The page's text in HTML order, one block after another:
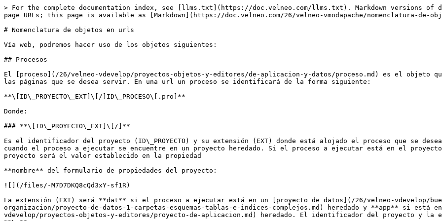
> For the complete documentation index, see [llms.txt](https://doc.velneo.com/llms.txt). Markdown versions of documentation pages are available by appending `.md` to page URLs; this page is available as [Markdown](https://doc.velneo.com/26/velneo-vmodapache/nomenclatura-de-objetos-en-urls.md).

# Nomenclatura de objetos en urls

Vía web, podremos hacer uso de los objetos siguientes:

## Procesos

El [proceso](/26/velneo-vdevelop/proyectos-objetos-y-editores/de-aplicacion-y-datos/proceso.md) es el objeto que se usará para componer y retornar el código html de las páginas que se desea servir. En una url un proceso se identificará de la forma siguiente:

**\[ID\_PROYECTO\_EXT]\[/]ID\_PROCESO\[.pro]**

Donde:

### **\[ID\_PROYECTO\_EXT]\[/]**

Es el identificador del proyecto (ID\_PROYECTO) y su extensión (EXT) donde está alojado el proceso que se desea ejecutar. Solamente será necesario especificarlo cuando el proceso a ejecutar se encuentre en un proyecto heredado. Si el proceso a ejecutar está en el proyecto actual no se especificará. El identificador del proyecto será el valor establecido en la propiedad

**nombre** del formulario de propiedades del proyecto:

![](/files/-M7D7DKQ8cQd3xY-sf1R)

La extensión (EXT) será **dat** si el proceso a ejecutar está en un [proyecto de datos](/26/velneo-vdevelop/buenas-practicas-de-programacion/buenas-practicas-de-organizacion/proyecto-de-datos-1-carpetas-esquemas-tablas-e-indices-complejos.md) heredado y **app** si está en un [proyecto de aplicación](/26/velneo-vdevelop/proyectos-objetos-y-editores/proyecto-de-aplicacion.md) heredado. El identificador del proyecto y la extensión irán separados por un carácter de subrayado: **\_**.

El carácter separador **/** no se incluirá si no se incluye el identificador del proyecto.

### **ID\_PROCESO**

Será el identificador del proceso a ejecutar, siendo la extensión **.pro** opcional.

**\[.pro]**

Extensión identificativa del objeto. La de un proceso será .pro. Es opcional. Si en una url no se incluye la extensión del objeto, Velneo asumirá por defecto que se trata de un proceso.

Ejemplos:

<http://dominio.com/INDEX.pro> o <http://dominio.com/INDEX>: Llamada al proceso con identificador INDEX del proyecto actual.

<http://dominio.com/vManagement_dat/INDEX.pro> o <http://dominio.com/vManagement_app/INDEX>: llamada al proceso INDEX del proyecto de datos heredado llamado “vManagement”.

> **Nota**: es muy importante recordar que los procesos ejecutables vía web han de tener activada la propiedad Accesible web. Si esta propiedad no está activada en un proceso, éste no podrá ser ejecutado vía web.

Si queremos que el proceso a ejecutar reciba parámetros, tendremos que crear en el proceso tantas [variables locales](/26/velneo-vdevelop/proyectos-objetos-y-editores/de-aplicacion-y-datos/variable-local.md) de tipo alfabético como parámetros se necesiten pasar y en la pasarela cgi resolver cada una con el mismo identificador que tenga la variable local en el proceso. Ejemplo: en un proyecto tenemos declarado el proceso siguiente:

![](/files/-M7D7DKUshR8FVbOtcOn)

Este proceso tiene declaradas dos variables locales de tipo alfabético ID y NAME, que son usadas para dar de alta un registro en una tabla.

La declaración del proceso y los parámetros en la pasarela cgi debería ser:

…ALTA\_DE\_FICHA.PRO?**ID**=xxxxx&**NAME**=yyyyyy

A partir de la 7.19, el proceso puede ser un proceso [javascript](/26/velneo-vdevelop/scripts/lenguajes/javascript.md). En ese caso, en el proceso disponemos de dos nuevas variables, [theRequest](/26/velneo-vdevelop/scripts/lenguajes/javascript/clases/xmlhttprequest.md#therequest) y [threResponse](/26/velneo-vdevelop/scripts/lenguajes/javascript/clases/xmlhttprequest.md#theresponse).

**theRequest** tiene las siguientes funciones:

String header( String szHeader )\
Array headerKeys(\
String GET( String szKey )\
Array GETkeys()\
String POST( String szKey )\
Array POSTKeys()\
String pathInfo()\
String unparsedUri()\
String uri()\
String body()\
String method()

**threResponse** tiene las siguientes funciones:

String header( String szHeader )\
Array headerKeys()\
void setHeader( String szHeader, String szValue )\
String contentType()\
setContentType( String szContentType )\
String body()\
void setBody( String szBody )\
void setStatus( int nStatus )\
int status()

Ejemplo: si en el proceso vJavascript llamado por vModApache hacemos lo siguiente:

```
var body="Host: " + theRequest.header("Host");
body += "<br />Header keys: ";
body += theRequest.headerKeys();
body += "<br />Get keys: ";
body += theRequest.GETkeys();
body += "<br />Post keys: ";
body += theRequest.POSTkeys();
body += "<br />unparsedUri: ";
body += theRequest.unparsedUri();
body += "<br />uri: ";
body += theRequest.uri();
body += "<br />pathInfo: ";
body += theRequest.pathInfo();
body += "<br />r: ";
body += theRequest.GET("r");
body += "<br />method: ";
body += theRequest.method();
body += "<br />";
theResponse.setBody( body );
theResponse.setContentType( "text/html" );
```

Para la petición a la url <http://127.0.0.1/velneo/proceso?r=6> devuelve:

Host: 127.0.0.1\
Header keys: Accept,Accept-Encoding,Accept-Language,Cache-Control,Connection,Host,Upgrade-Insecure-Requests,User-Agent\
Get keys: r\
Post keys:\
unparsedUri: /velneo/proceso?r=6\
uri: /velneo/proceso\
pathInfo: /proceso\
r: 6\
method: GET

## Dibujos

Es posible servir vía web [dibujos](/26/velneo-vdevelop/proyectos-objetos-y-editores/de-aplicacion-y-datos/dibujo.md) declarados en el proyecto actual o en un proyecto heredado. La forma de referenciar un dibujo en una URL es similar a la de los procesos:

**\[ID\_PROYECTO\_ext]\[/]ID\_DIBUJO.ext**

Donde:

### **\[ID\_PROYECTO\_ext]\[/]**

Es el identificador del proyecto (ID\_PROYECTO) y su extensión (ext) donde está alojado el dibujo que se desea servir. Solamente será necesario especificarlo cuando el dibujo se encuentre en un proyecto heredado. Si el dibujo está en el proyecto actual no se especificará. El identificador del proyecto será el valor establecido en la propiedad **nombre** del formulario de propiedades del proyecto y ha de escribirse exactamente igual a como lo hemos establecido,respetando mayúsculas y minúsculas:

![](/files/-M7D7DKfrNxile5bjLot)

y el sufijo **dat** ha de ser escrito todo en minúsculas.

El carácter separador **/** no se incluirá si no se incluye el identificador del proyecto.

### **ID\_DIBUJO**

El el identificador dado al dibujo en el proyecto.

### **.ext**

Será la extensión; ésta podrá ser o bien **.png** o bien **.jpg** indistintamente.

Ejemplos:\
<https://dominio.com/LOGO.png> o <http://dominio.com/LOGO.jpg>: llamada al